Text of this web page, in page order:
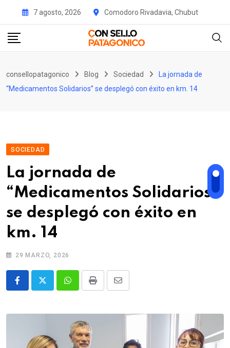
content
7 agosto, 2026 Comodoro Rivadavia, Chubut
consellopatagonico Blog Sociedad
La jornada de
“Medicamentos Solidarios” se desplegó con éxito en km. 14
SOCIEDAD
La jornada de
“Medicamentos Solidarios”
se desplegó con éxito en
km. 14
29 MARZO, 2026
WhatsappPrint
Share
Email